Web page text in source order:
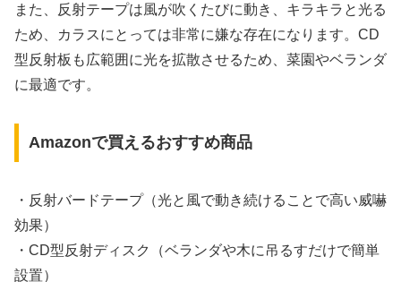
また、反射テープは風が吹くたびに動き、キラキラと光る
ため、カラスにとっては非常に嫌な存在になります。CD
型反射板も広範囲に光を拡散させるため、菜園やベランダ
に最適です。
Amazonで買えるおすすめ商品
・反射バードテープ（光と風で動き続けることで高い威嚇
効果）
・CD型反射ディスク（ベランダや木に吊るすだけで簡単
設置）